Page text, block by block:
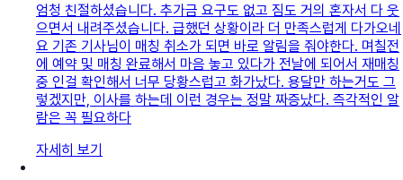
엄청 친절하셨습니다. 추가금 요구도 없고 짐도 거의 혼자서 다 웃
으면서 내려주셨습니다. 급했던 상황이라 더 만족스럽게 다가오네
요 기존 기사님이 매칭 취소가 되면 바로 알림을 줘야한다. 며칠전
에 예약 및 매칭 완료해서 마음 놓고 있다가 전날에 되어서 재매칭
중 인걸 확인해서 너무 당황스럽고 화가났다. 용달만 하는거도 그
렇겠지만, 이사를 하는데 이런 경우는 정말 짜증났다. 즉각적인 알
람은 꼭 필요하다
자세히 보기